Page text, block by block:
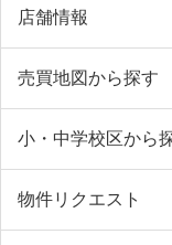
店舗情報
売買地図から探す
小・中学校区から
物件リクエスト